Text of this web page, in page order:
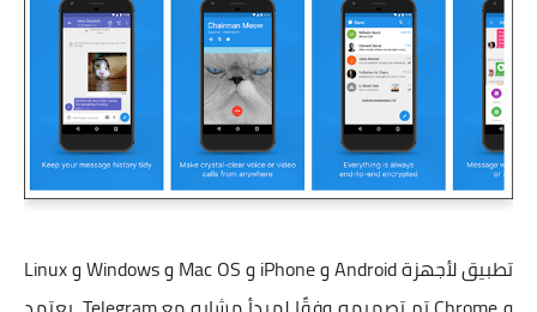
تطبيق لأجهزة Android و iPhone و Mac OS و Windows و Linux